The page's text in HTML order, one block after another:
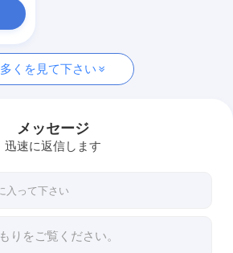
多くを見て下さい
メッセージ
迅速に返信します